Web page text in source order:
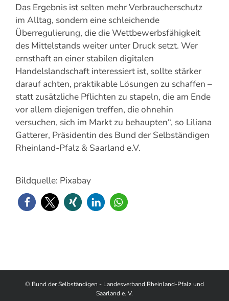
Das Ergebnis ist selten mehr Verbraucherschutz
im Alltag, sondern eine schleichende
Überregulierung, die die Wettbewerbsfähigkeit
des Mittelstands weiter unter Druck setzt. Wer
ernsthaft an einer stabilen digitalen
Handelslandschaft interessiert ist, sollte stärker
darauf achten, praktikable Lösungen zu schaffen –
statt zusätzliche Pflichten zu stapeln, die am Ende
vor allem diejenigen treffen, die ohnehin
versuchen, sich im Markt zu behaupten“, so Liliana
Gatterer, Präsidentin des Bund der Selbständigen
Rheinland-Pfalz & Saarland e.V.
Bildquelle: Pixabay
© Bund der Selbständigen - Landesverband Rheinland-Pfalz und
Saarland e. V.